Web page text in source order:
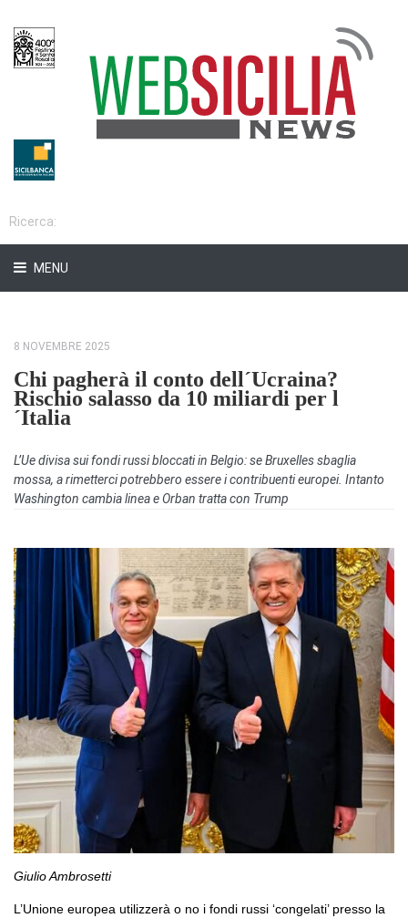
MENU
8 NOVEMBRE 2025
Chi pagherà il conto dell´Ucraina?
Rischio salasso da 10 miliardi per l
´Italia
L’Ue divisa sui fondi russi bloccati in Belgio: se Bruxelles sbaglia
mossa, a rimetterci potrebbero essere i contribuenti europei. Intanto
Washington cambia linea e Orban tratta con Trump
Giulio Ambrosetti
L’Unione europea utilizzerà o no i fondi russi ‘congelati’ presso la